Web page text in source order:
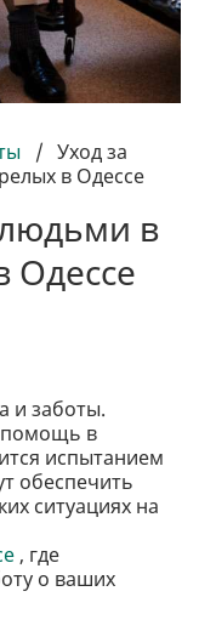
/ Уход за
в Одессе
в
Одессе
и заботы.
помощь в
испытанием
обеспечить
ситуациях на
, где
о ваших